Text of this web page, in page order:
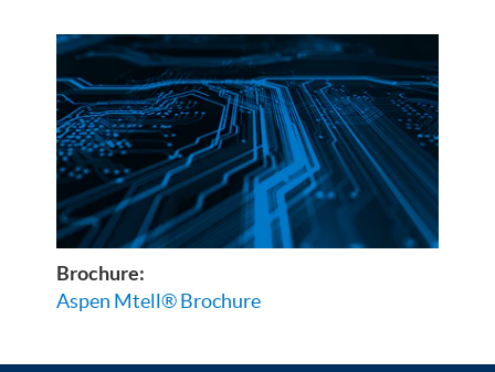
Brochure:
Aspen Mtell® Brochure